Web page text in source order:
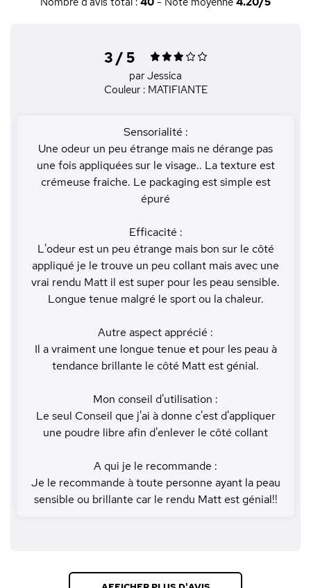
3 / 5
par Jessica
Couleur : MATIFIANTE
Sensorialité :
Une odeur un peu étrange mais ne dérange pas
une fois appliquées sur le visage.. La texture est
crémeuse fraiche. Le packaging est simple est
épuré
Efficacité :
L'odeur est un peu étrange mais bon sur le côté
appliqué je le trouve un peu collant mais avec une
vrai rendu Matt il est super pour les peau sensible.
Longue tenue malgré le sport ou la chaleur.
Autre aspect apprécié :
Il a vraiment une longue tenue et pour les peau à
tendance brillante le côté Matt est génial.
Mon conseil d'utilisation :
Le seul Conseil que j'ai à donne c'est d'appliquer
une poudre libre afin d'enlever le côté collant
A qui je le recommande :
Je le recommande à toute personne ayant la peau
sensible ou brillante car le rendu Matt est génial!!